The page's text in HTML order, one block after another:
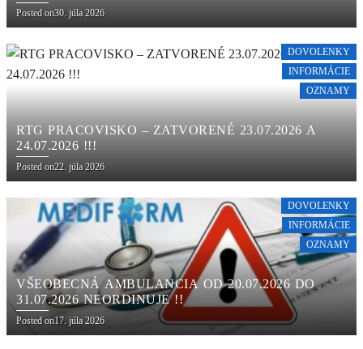
Posted on30. júla 2026
DOVOLENKY
INFORMÁCIE
OZNAMY
RTG PRACOVISKO – ZATVORENÉ 23.07.2026 A
24.07.2026 !!!
Posted on22. júla 2026
DOVOLENKY
INFORMÁCIE
OZNAMY
VŠEOBECNÁ AMBULANCIA OD 20.07.2026 DO
31.07.2026 NEORDINUJE !!
Posted on17. júla 2026